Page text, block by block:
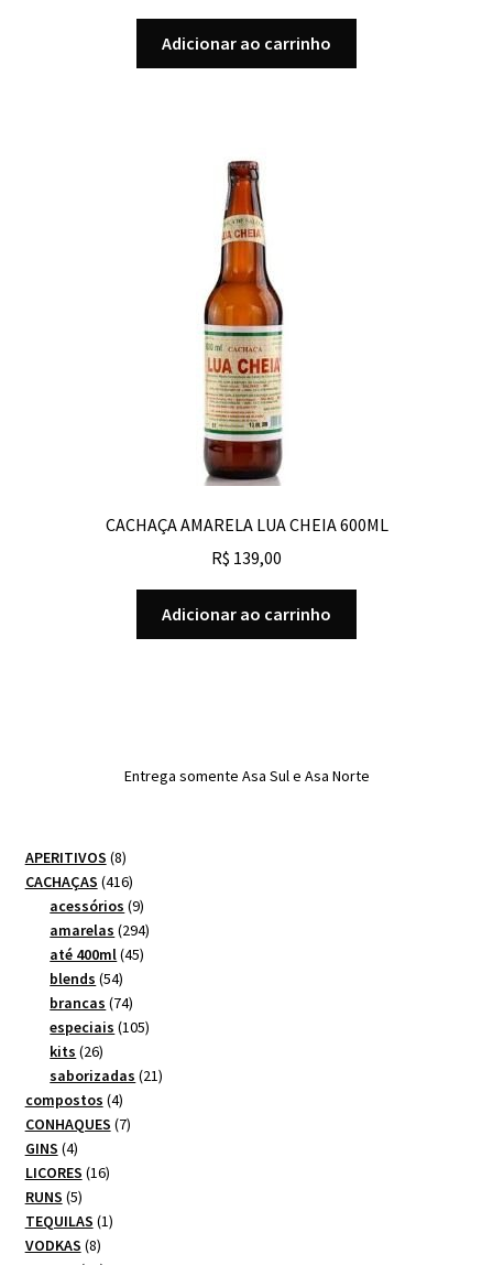
Adicionar ao carrinho
CACHAÇA AMARELA LUA CHEIA 600ML
R$ 139,00
Adicionar ao carrinho
Entrega somente Asa Sul e Asa Norte
APERITIVOS 88
produtos
CACHAÇAS 416416
produtos
acessórios 99
produtos
amarelas 294294
até 400ml 4545
blends 5454
produtos
brancas 7474
produtos
especiais 105105
kits 2626
produtos
saborizadas 2121
compostos 44
produtos
CONHAQUES 77
GINS 44
produtos
LICORES 1616
RUNS 55
produtos
TEQUILAS 11
VODKAS 88